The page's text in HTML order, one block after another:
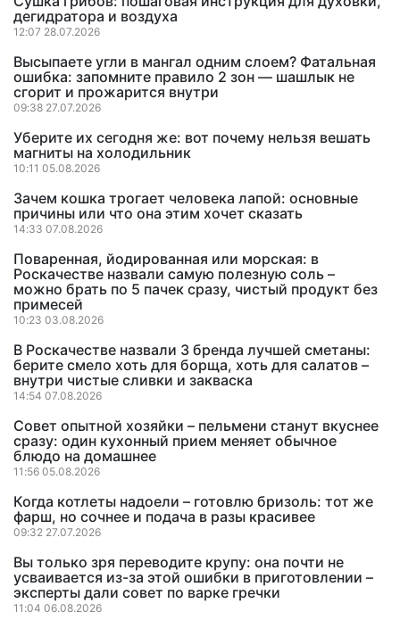
дегидратора и воздуха
12:07 28.07.2026
Высыпаете угли в мангал одним слоем? Фатальная
ошибка: запомните правило 2 зон — шашлык не
сгорит и прожарится внутри
09:38 27.07.2026
Уберите их сегодня же: вот почему нельзя вешать
магниты на холодильник
10:11 05.08.2026
Зачем кошка трогает человека лапой: основные
причины или что она этим хочет сказать
14:33 07.08.2026
Поваренная, йодированная или морская: в
Роскачестве назвали самую полезную соль –
можно брать по 5 пачек сразу, чистый продукт без
примесей
10:23 03.08.2026
В Роскачестве назвали 3 бренда лучшей сметаны:
берите смело хоть для борща, хоть для салатов –
внутри чистые сливки и закваска
14:54 07.08.2026
Совет опытной хозяйки – пельмени станут вкуснее
сразу: один кухонный прием меняет обычное
блюдо на домашнее
11:56 05.08.2026
Когда котлеты надоели – готовлю бризоль: тот же
фарш, но сочнее и подача в разы красивее
09:32 27.07.2026
Вы только зря переводите крупу: она почти не
усваивается из-за этой ошибки в приготовлении –
эксперты дали совет по варке гречки
11:04 06.08.2026